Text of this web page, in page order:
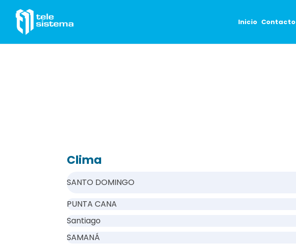
Inicio Contacto
Clima
SANTO DOMINGO
PUNTA CANA
Santiago
SAMANÁ